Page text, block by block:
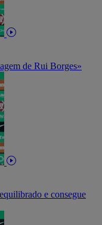
de Rui Borges»
e consegue